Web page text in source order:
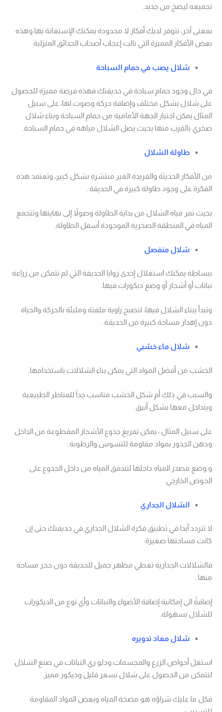
تجميعه ليضخ من جديد.
بمعنى آخر، تتوفر لديك أفكار لا محدودة يمكنك الإستعانة بها وهذه
بعض الأفكار المميزة التي نالت إعجاب أصحاب الحدائق المنزلية
شلال يصب في حمام السباحة
في حال وجود حمام سباحة في حديقتك فهذه فرصة مميزة للحصول
على شلال بشكل مختلف وإضافة حركة وصوت لها، على سبيل
المثال يمكن اختيار الجهة الأمامية من حمام السباحة وبناء شلال
صخري بالقرب منها بحيث يصل الشلال مياهه في حمام السباحة.
طاولة الشلال
من الأفكار الحديثة والفريدة الغير منتشرة بشكل كبير، وتعتمد هذه
الفكرة على وجود طاولة كبيرة في الحديقة .
بحيث تمر مياه الشلال من بداية الطاولة وصولاً إلى نهايتها وتتجمع
المياه في المنطقة الصخرية الموجودة أسفل الطاولة.
شلال منفصل
ببساطة يمكنك استغلال إحدى زوايا الحديقة التي لم تتمكن من زراعة
نباتات أو أشجار أو وضع ديكورات فيها.
وتبدأ ببناء الشلال فيها، لتصبح زاوية ملفتة ومليئة بالحركة والحياة
دون إهدار مساحة كبيرة من الحديقة .
شلال ماء خشبي
الخشب من أفضل المواد التي يمكن بناء الشلالات باستخدامها.
والسبب في ذلك أم شكل الخشب مناسب جداً للمناظر الطبيعية
ويتداخل معها بشكل أنيق.
على سبيل المثال ، يمكن تفريغ جذوع الأشجار المقطوعة من الداخل
ودهن الجذور بمواد مقاومة للتسوس والرطوبة .
و وضع مصدر المياه داخلها لتتدفق المياه من داخل الجذوع على
الحوض الخارجي.
الشلال الجداري
لا تتردد أبدا في تطبيق فكرة الشلال الجداري في حديقتك حتى إن
كانت مساحتها صغيرة.
فالشلالات الجدارية تعطي مظهر جميل للحديقة دون حجز مساحة
منها .
إضافةً الى إمكانية إضافة الأضواء والنباتات وأي نوع من الديكورات
للشلال بسهولة.
شلال معاد تدويره
استغل أحواض الزرع والمجسمات ودلو ري النباتات في صنع الشلال
لتتمكن من الحصول على شلال بسعر قليل وديكور مميز.
فكل ما عليك شراؤه هو مضخة المياه وبعض المواد المقاومة